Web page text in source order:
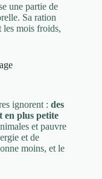
une partie de
Sa ration
les mois froids,
ignorent : des
en plus petite
et pauvre
et de
moins, et le